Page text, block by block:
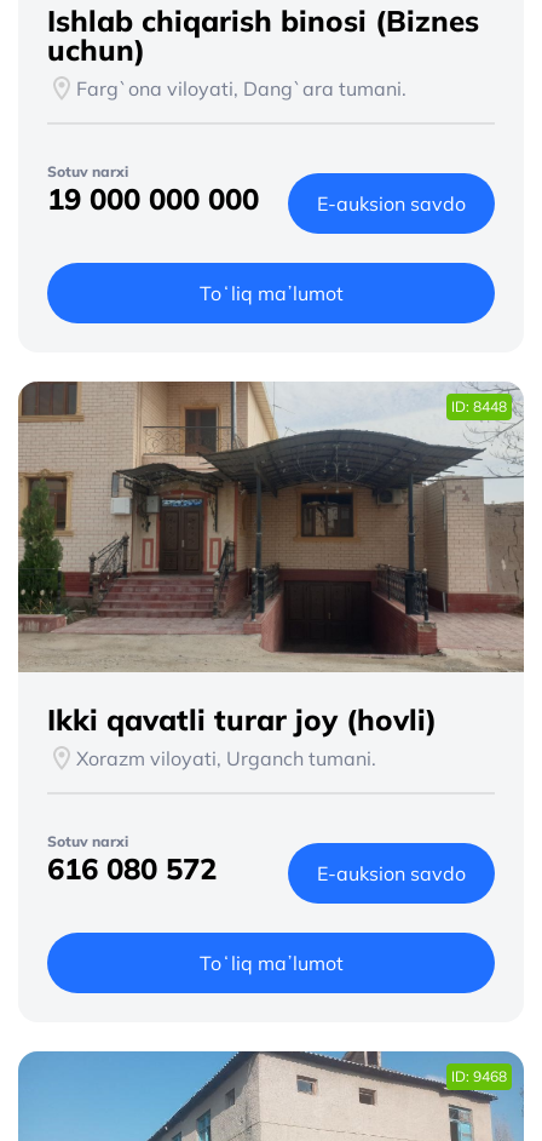
Ishlab chiqarish binosi (Biznes
uchun)
Farg`ona viloyati, Dang`ara tumani.
Sotuv narxi
19 000 000 000 E-auksion savdo
Toʻliq maʼlumot
ID: 8448
Ikki qavatli turar joy (hovli)
Xorazm viloyati, Urganch tumani.
Sotuv narxi
616 080 572 E-auksion savdo
Toʻliq maʼlumot
ID: 9468